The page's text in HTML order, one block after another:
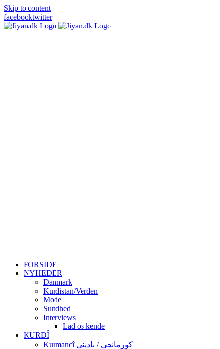
Skip to content
facebooktwitter
FORSIDE
NYHEDER
Danmark
Kurdistan/Verden
Mode
Sundhed
Interviews
Lad os kende
KURDÎ
Kurmancî کورمانجی / بادینی